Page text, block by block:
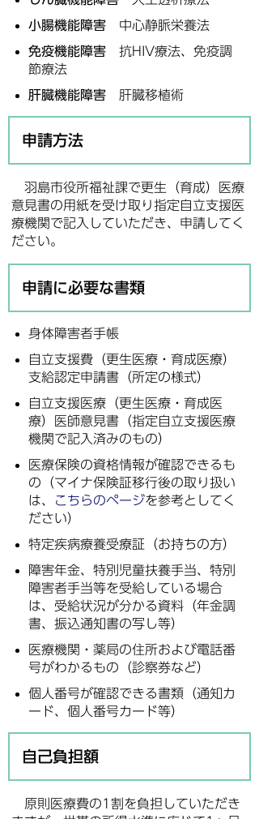
小腸機能障害 中心静脈栄養法
免疫機能障害 抗HIV療法、免疫調
節療法
肝臓機能障害 肝臓移植術
申請方法
羽島市役所福祉課で更生（育成）医療
意見書の用紙を受け取り指定自立支援医
療機関で記入していただき、申請してく
ださい。
申請に必要な書類
身体障害者手帳
自立支援費（更生医療・育成医療）
支給認定申請書（所定の様式）
自立支援医療（更生医療・育成医
療）医師意見書（指定自立支援医療
機関で記入済みのもの）
医療保険の資格情報が確認できるも
の（マイナ保険証移行後の取り扱い
は、
こちらのページを参考としてく
ださい）
特定疾病療養受療証（お持ちの方）
障害年金、特別児童扶養手当、特別
障害者手当等を受給している場合
は、受給状況が分かる資料（年金調
書、振込通知書の写し等）
医療機関・薬局の住所および電話番
号がわかるもの（診察券など）
個人番号が確認できる書類（通知カ
ード、個人番号カード等）
自己負担額
原則医療費の1割を負担していただき